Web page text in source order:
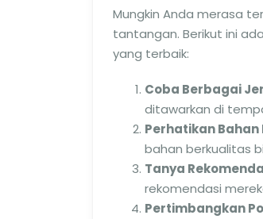
Mungkin Anda merasa
tantangan. Berikut ini
yang terbaik:
Coba Berbagai
ditawarkan di
Perhatikan Bahan
bahan berkualitas
Tanya
rekomendasi
Pertimbangkan